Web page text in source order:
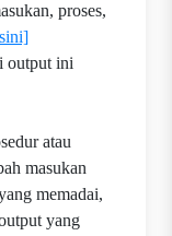
proses,
output ini
atau
masukan
memadai,
yang